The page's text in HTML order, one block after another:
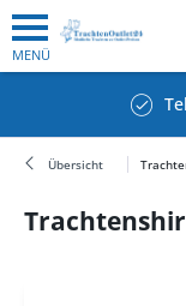
MENÜ
Übersicht